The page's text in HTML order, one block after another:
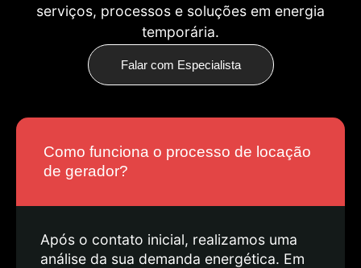
serviços, processos e soluções em energia
temporária.
Falar com Especialista
Como funciona o processo de locação
de gerador?
Após o contato inicial, realizamos uma
análise da sua demanda energética. Em